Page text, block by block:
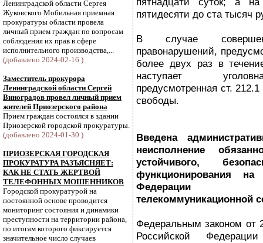
Ленинградской области Сергея
Жуковского Мобильная приемная
прокуратуры области провела
личный прием граждан по вопросам
соблюдения их прав в сфере
исполнительного производства,...
(добавлено 2024-02-16 )
Заместитель прокурора
Ленинградской области Сергей
Виноградов провел личный прием
жителей Приозерского района
Прием граждан состоялся в здании
Приозерской городской прокуратуры.
(добавлено 2024-01-30 )
ПРИОЗЕРСКАЯ ГОРОДСКАЯ
ПРОКУРАТУРА РАЗЪЯСНЯЕТ:
КАК НЕ СТАТЬ ЖЕРТВОЙ
ТЕЛЕФОННЫХ МОШЕННИКОВ
Городской прокуратурой на
постоянной основе проводится
мониторинг состояния и динамики
преступности на территории района,
по итогам которого фиксируется
значительное число случаев
пятидесяти до ста тысяч
В случае
правонарушений,
более двух раз в
наступает
предусмотренная ст.
свободы.
Введена
неисполнение
устойчивого,
функционирования на
Федерации
телекоммуникационной
Федеральным законом
Российской